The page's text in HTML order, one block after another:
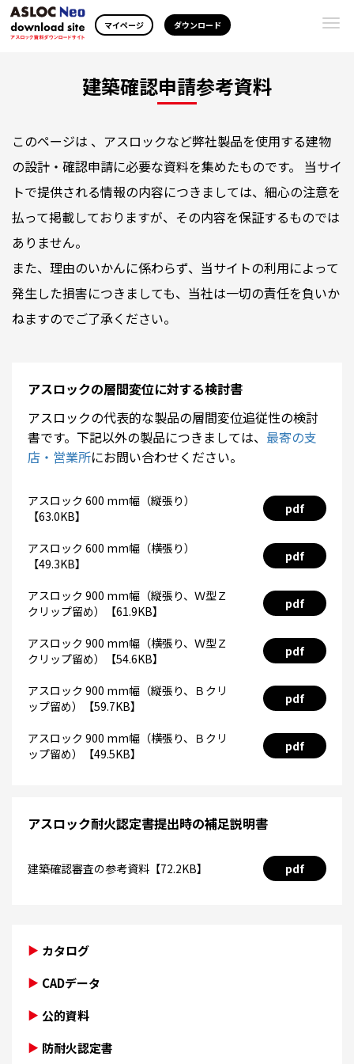
マイページ ダウンロード
建築確認申請参考資料
このページは 、アスロックなど弊社製品を使用する建物
の設計・確認申請に必要な資料を集めたものです。 当サイ
トで提供される情報の内容につきましては、細心の注意を
払って掲載しておりますが、その内容を保証するものでは
ありません。
また、理由のいかんに係わらず、当サイトの利用によって
発生した損害につきましても、当社は一切の責任を負いか
ねますのでご了承ください。
アスロックの層間変位に対する検討書
アスロックの代表的な製品の層間変位追従性の検討
書です。下記以外の製品につきましては、 最寄の支
店・営業所にお問い合わせください。
アスロック 600 mm幅（縦張り）
【63.0KB】
pdf
アスロック 600 mm幅（横張り）
【49.3KB】
pdf
アスロック 900 mm幅（縦張り、Ｗ型Ｚ
クリップ留め）【61.9KB】
pdf
アスロック 900 mm幅（横張り、Ｗ型Ｚ
クリップ留め）【54.6KB】
pdf
アスロック 900 mm幅（縦張り、Ｂクリ
ップ留め）【59.7KB】
pdf
アスロック 900 mm幅（横張り、Ｂクリ
ップ留め）【49.5KB】
pdf
アスロック耐火認定書提出時の補足説明書
建築確認審査の参考資料【72.2KB】 pdf
カタログ
CADデータ
公的資料
防耐火認定書